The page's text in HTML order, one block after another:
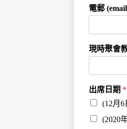
i
r
電郵
現時聚會
出席日期 *
(12月6
(2020